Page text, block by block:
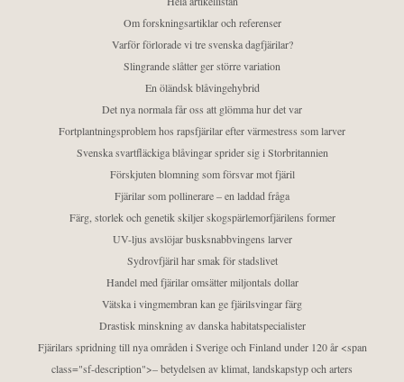
Om forskningsartiklar och referenser
Varför förlorade vi tre svenska dagfjärilar?
Slingrande slåtter ger större variation
En öländsk blåvingehybrid
Det nya normala får oss att glömma hur det var
Fortplantningsproblem hos rapsfjärilar efter värmestress som larver
Svenska svartfläckiga blåvingar sprider sig i Storbritannien
Förskjuten blomning som försvar mot fjäril
Fjärilar som pollinerare – en laddad fråga
Färg, storlek och genetik skiljer skogspärlemorfjärilens former
UV-ljus avslöjar busksnabbvingens larver
Sydrovfjäril har smak för stadslivet
Handel med fjärilar omsätter miljontals dollar
Vätska i vingmembran kan ge fjärilsvingar färg
Drastisk minskning av danska habitatspecialister
Fjärilars spridning till nya områden i Sverige och Finland under 120 år <span
class="sf-description">– betydelsen av klimat, landskapstyp och arters